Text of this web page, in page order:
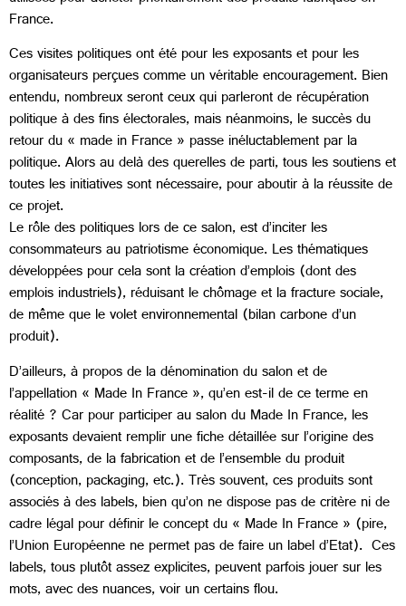
France.
Ces visites politiques ont été pour les exposants et pour les
organisateurs perçues comme un véritable encouragement. Bien
entendu, nombreux seront ceux qui parleront de récupération
politique à des fins électorales, mais néanmoins, le succès du
retour du « made in France » passe inéluctablement par la
politique. Alors au delà des querelles de parti, tous les soutiens et
toutes les initiatives sont nécessaire, pour aboutir à la réussite de
ce projet.
Le rôle des politiques lors de ce salon, est d’inciter les
consommateurs au patriotisme économique. Les thématiques
développées pour cela sont la création d’emplois (dont des
emplois industriels), réduisant le chômage et la fracture sociale,
de même que le volet environnemental (bilan carbone d’un
produit).
D’ailleurs, à propos de la dénomination du salon et de
l’appellation « Made In France », qu’en est-il de ce terme en
réalité ? Car pour participer au salon du Made In France, les
exposants devaient remplir une fiche détaillée sur l’origine des
composants, de la fabrication et de l’ensemble du produit
(conception, packaging, etc.). Très souvent, ces produits sont
associés à des labels, bien qu’on ne dispose pas de critère ni de
cadre légal pour définir le concept du « Made In France » (pire,
l’Union Européenne ne permet pas de faire un label d’Etat). Ces
labels, tous plutôt assez explicites, peuvent parfois jouer sur les
mots, avec des nuances, voir un certains flou.